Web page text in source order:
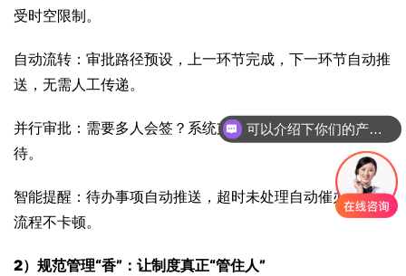
受时空限制。
自动流转：审批路径预设，上一环节完成，下一环节自动推
送，无需人工传递。
并行审批：需要多人会签？系统支持并行处理，无需逐一等
待。
智能提醒：待办事项自动推送，超时未处理自动催办，确保
流程不卡顿。
2）规范管理“香”：让制度真正“管住人”
你们是怎么收费的呢